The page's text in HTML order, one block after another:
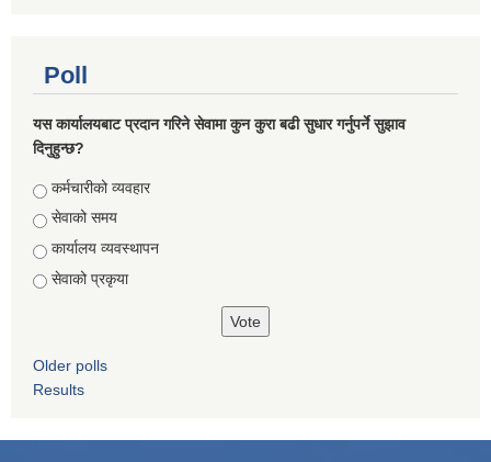
Poll
यस कार्यालयबाट प्रदान गरिने सेवामा कुन कुरा बढी सुधार गर्नुपर्ने सुझाव
दिनुहुन्छ?
Choices
कर्मचारीको व्यवहार
सेवाको समय
कार्यालय व्यवस्थापन
सेवाको प्रकृया
Older polls
Results